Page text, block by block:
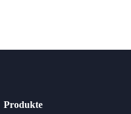
Produkte